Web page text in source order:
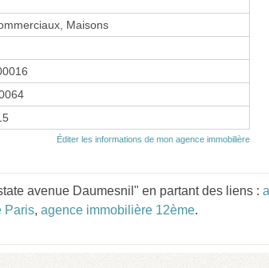
Maisons
Éditer les informations de mon agence immobilière
avenue Daumesnil" en partant des liens :
Paris, agence immobilière 12ème.